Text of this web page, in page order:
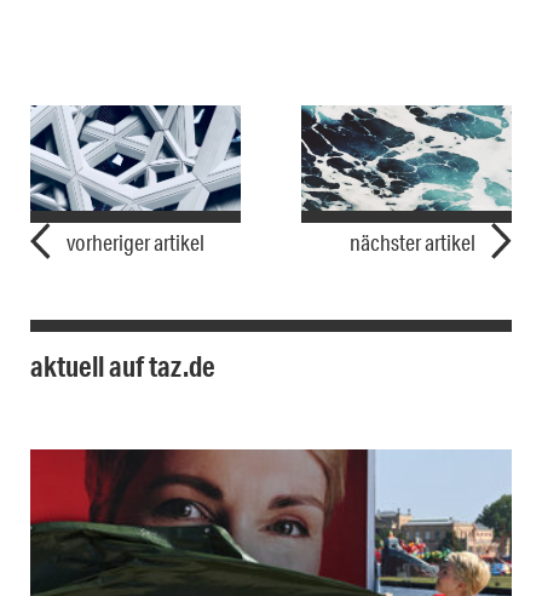
vorheriger artikel nächster artikel
aktuell auf taz.de